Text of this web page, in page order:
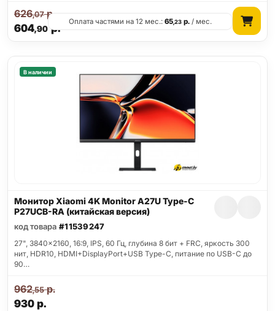
604,90р.
626,07р.
Оплата частями на 12 мес.:65,23 р. / мес.
В наличии
Монитор Xiaomi 4K Monitor A27U Type-C
P27UCB-RA (китайская версия)
код товара #11539247
27", 3840x2160, 16:9, IPS, 60 Гц, глубина 8 бит + FRC, яркость 300
нит, HDR10, HDMI+DisplayPort+USB Type-C, питание по USB-C до
90…
930р.
962,55р.